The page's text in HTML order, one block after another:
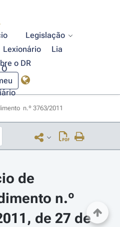
Legislação
Lexionário
Lia
o DR
O
n.º 3763/2011
de
n.º
de 27 de